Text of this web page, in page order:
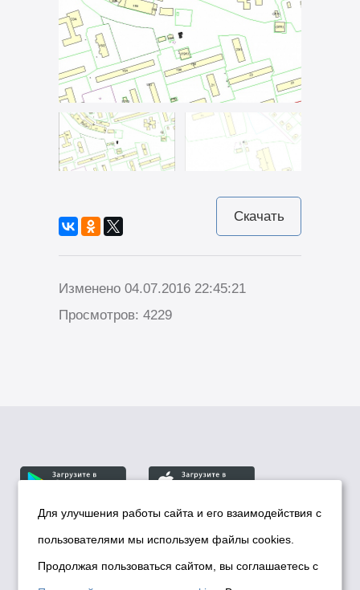
Скачать
Изменено 04.07.2016 22:45:21
Просмотров: 4229
© Департамент информационной политики мэрии
города Новосибирска, 2026
Политика использования Cookies
Для улучшения работы сайта и его взаимодействия с
пользователями мы используем файлы cookies.
Продолжая пользоваться сайтом, вы соглашаетесь с